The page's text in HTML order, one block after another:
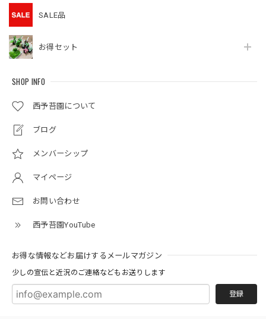
SALE品
お得セット
SHOP INFO
西予苔園について
ブログ
メンバーシップ
マイページ
お問い合わせ
西予苔園YouTube
お得な情報などお届けするメールマガジン
少しの宣伝と近況のご連絡などもお送りします
登録